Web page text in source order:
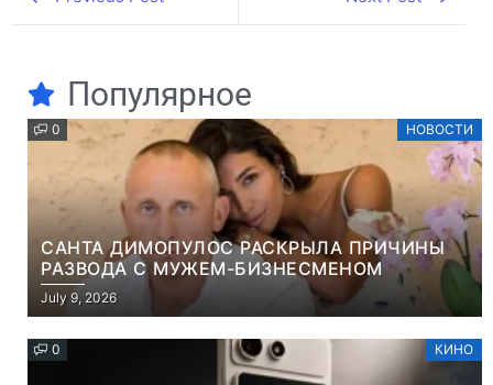
Популярное
0 НОВОСТИ
САНТА ДИМОПУЛОС РАСКРЫЛА ПРИЧИНЫ
РАЗВОДА С МУЖЕМ-БИЗНЕСМЕНОМ
July 9, 2026
0 КИНО